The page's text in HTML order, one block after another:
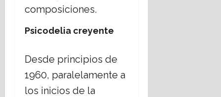
composiciones.
Psicodelia creyente
Desde principios de
1960, paralelamente a
los inicios de la